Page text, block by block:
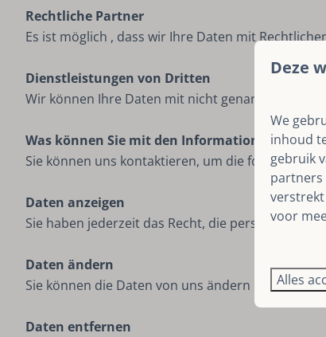
Rechtliche Partner
Es ist möglich , dass wir Ihre Daten mit
Dienstleistungen von Dritten
Wir können Ihre Daten mit nicht genannten
Was können Sie mit den Informationen tun,
Sie können uns kontaktieren, um die folgenden
Daten anzeigen
Sie haben jederzeit das Recht, die persönlichen
Daten ändern
Sie können die Daten von uns ändern lassen,
Daten entfernen
Deze
We
inhoud
gebruik
partners
verstrekt
voor
Alles